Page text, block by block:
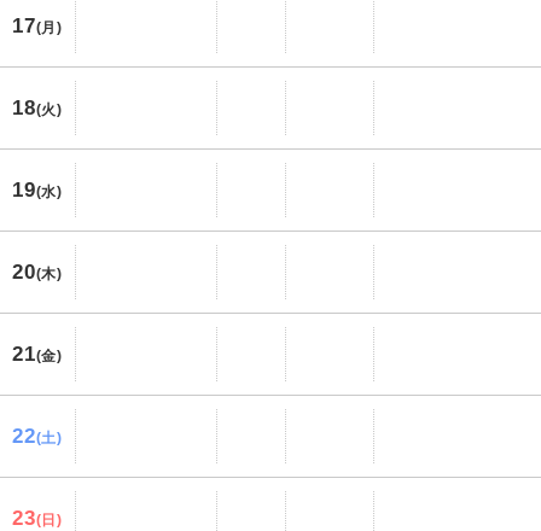
17(月)
18(火)
19(水)
20(木)
21(金)
22(土)
23(日)